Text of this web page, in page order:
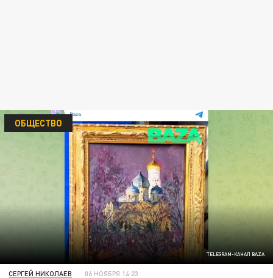
TELEGRAM-КАНАЛ BAZA
ОБЩЕСТВО
СЕРГЕЙ НИКОЛАЕВ 06 НОЯБРЯ 14:23